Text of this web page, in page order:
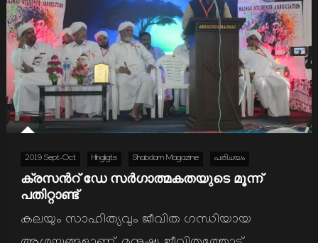
2019 Sept-Oct Hihgligts Shabdam Magazine പരിചയം
ക്രസന്‍റ് ഡേ സര്‍ഗാത്മകതയുടെ മൂന്ന്
പതിറ്റാണ്ട്
കലയും സാഹിത്യവും ജീവിത ഗന്ധിയായ